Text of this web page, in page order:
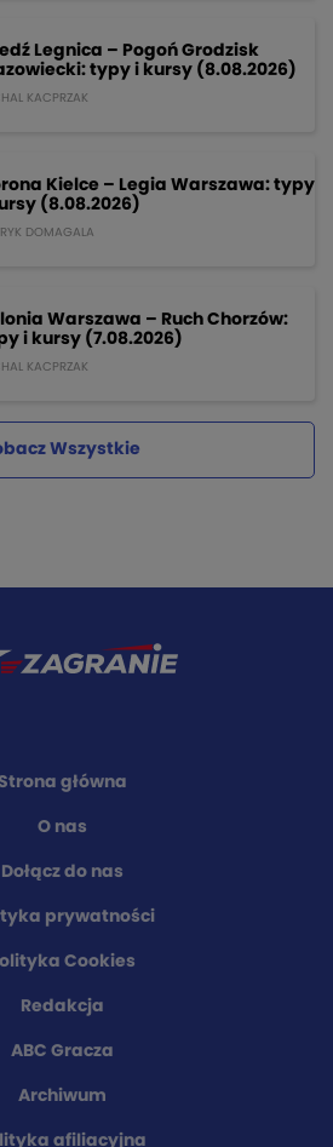
Legnica – Pogoń Grodzisk
typy i kursy (8.08.2026)
KACPRZAK
Kielce – Legia Warszawa: typy
(8.08.2026)
DOMAGALA
Warszawa – Ruch Chorzów:
i kursy (7.08.2026)
KACPRZAK
Wszystkie
główna
O nas
Dołącz do nas
prywatności
Cookies
Redakcja
ABC Gracza
Archiwum
afiliacyjna